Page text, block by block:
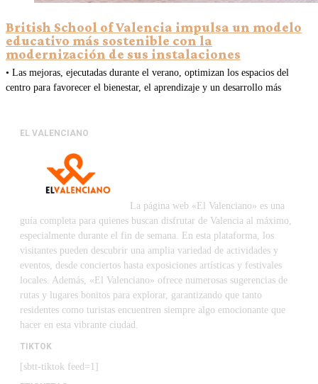
British School of Valencia impulsa un modelo
educativo más sostenible con la
modernización de sus instalaciones
• Las mejoras, ejecutadas durante el verano, optimizan los espacios del
centro para favorecer el bienestar, el aprendizaje y un desarrollo más
EL VALENCIANO
La página web «El Valenciano» es una
guía completa para quienes buscan disfrutar de Valencia al máximo,
especialmente durante el fin de semana. En esta plataforma, los
visitantes pueden descubrir una amplia variedad de actividades y
eventos, desde conciertos hasta exposiciones artísticas y festivales
locales. Además, «El Valenciano» ofrece numerosas sugerencias de
rutas y lugares bonitos para explorar, garantizando que tanto
residentes como turistas encuentren siempre algo emocionante que
hacer en esta vibrante ciudad.
TIKTOK
[sbtt-tiktok feed=1]